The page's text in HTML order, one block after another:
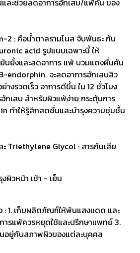
และช่วยลดอาการอักเสบ/แพ้คัน ของ
2 : คือน้ำตาลรามโนส จับพันธะ กับ
acid รูปแบบเฉพาะนี้ ให้
บยั้งและลดอาการ แพ้ บวมแดงผื่นคัน
endorphin จะลดอาการอักเสบสิว
งรวดเร็ว อาการดีขึ้น ใน 12 ชั่วโมง
กเสบ สำหรับผิวแพ้ง่าย กระตุ้นการ
ทำให้รู้สึกสดชื่นและบำรุงความชุ่มชื้น
Triethylene Glycol : สารกันเสีย
งผิวหน้า เช้า - เย็น
: 1. เก็บผลิตภัณฑ์ให้พ้นแสงแดด และ
ารแพ้ควรหยุดใช้และปรึกษาแพทย์ 3.
อยู่กับสภาพผิวของแต่ละบุคคล